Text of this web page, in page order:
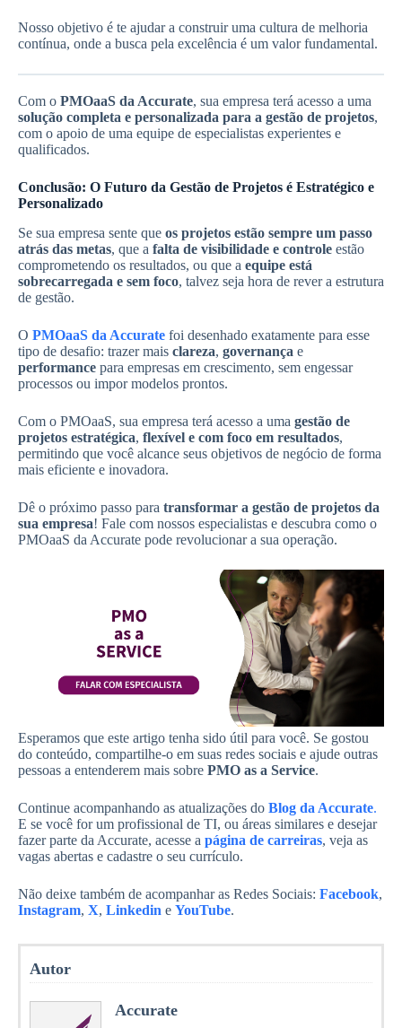
Nosso objetivo é te ajudar a construir uma cultura de melhoria
contínua, onde a busca pela excelência é um valor fundamental.
Com o PMOaaS da Accurate, sua empresa terá acesso a uma
solução completa e personalizada para a gestão de projetos,
com o apoio de uma equipe de especialistas experientes e
qualificados.
Conclusão: O Futuro da Gestão de Projetos é Estratégico e
Personalizado
Se sua empresa sente que os projetos estão sempre um passo
atrás das metas, que a falta de visibilidade e controle estão
comprometendo os resultados, ou que a equipe está
sobrecarregada e sem foco, talvez seja hora de rever a estrutura
de gestão.
O PMOaaS da Accurate foi desenhado exatamente para esse
tipo de desafio: trazer mais clareza, governança e
performance para empresas em crescimento, sem engessar
processos ou impor modelos prontos.
Com o PMOaaS, sua empresa terá acesso a uma gestão de
projetos estratégica, flexível e com foco em resultados,
permitindo que você alcance seus objetivos de negócio de forma
mais eficiente e inovadora.
Dê o próximo passo para transformar a gestão de projetos da
sua empresa! Fale com nossos especialistas e descubra como o
PMOaaS da Accurate pode revolucionar a sua operação.
Esperamos que este artigo tenha sido útil para você. Se gostou
do conteúdo, compartilhe-o em suas redes sociais e ajude outras
pessoas a entenderem mais sobre PMO as a Service.
Continue acompanhando as atualizações do Blog da Accurate.
E se você for um profissional de TI, ou áreas similares e desejar
fazer parte da Accurate, acesse a página de carreiras, veja as
vagas abertas e cadastre o seu currículo.
Não deixe também de acompanhar as Redes Sociais: Facebook,
Instagram, X, Linkedin e YouTube.
Autor
Accurate